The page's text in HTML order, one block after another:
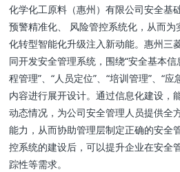
化学化工原料（惠州）有限公司安全基
预警精准化、 风险管控系统化，从而
化转型智能化升级注入新动能。惠州三
同开发安全管理系统，围绕“安全基本
程管理”、“人员定位”、“培训管理”、“
内容进行展开设计。通过信息化建设，
动态情况，为公司安全管理人员提供全
能力，从而协助管理层制定正确的安全
控系统的建设后，可以提升企业在安全
踪性等需求。